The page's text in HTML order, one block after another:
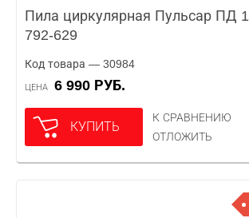
Пила циркулярная Пульсар ПД
792-629
Код товара — 30984
ЦЕНА 6 990 РУБ.
КУПИТЬ
К СРАВНЕНИЮ
ОТЛОЖИТЬ